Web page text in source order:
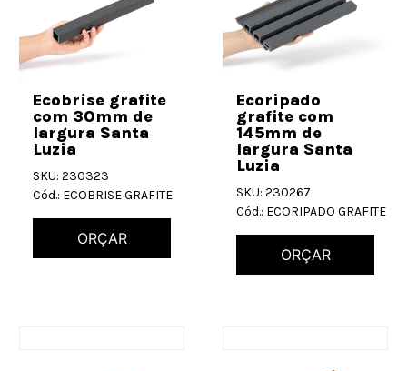
Ecobrise grafite
com 30mm de
largura Santa
Luzia
SKU: 230323
Cód.: ECOBRISE GRAFITE
ORÇAR
Ecoripado
grafite com
145mm de
largura Santa
Luzia
SKU: 230267
Cód.: ECORIPADO GRAFITE
ORÇAR